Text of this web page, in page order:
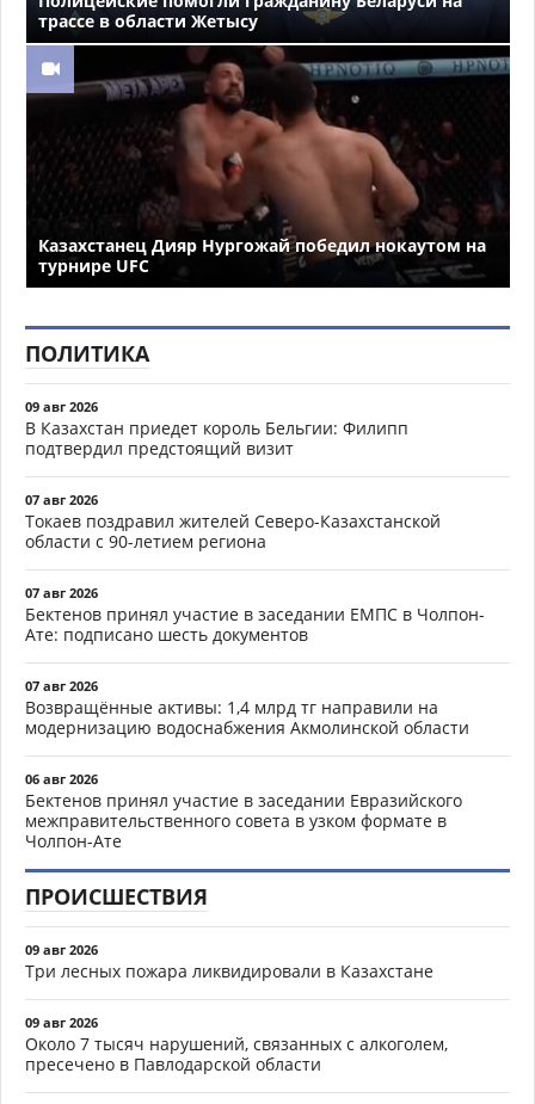
трассе в области Жетысу
Казахстанец Дияр Нургожай победил нокаутом на
турнире UFC
ПОЛИТИКА
09 авг 2026
В Казахстан приедет король Бельгии: Филипп
подтвердил предстоящий визит
07 авг 2026
Токаев поздравил жителей Северо-Казахстанской
области с 90-летием региона
07 авг 2026
Бектенов принял участие в заседании ЕМПС в Чолпон-
Ате: подписано шесть документов
07 авг 2026
Возвращённые активы: 1,4 млрд тг направили на
модернизацию водоснабжения Акмолинской области
06 авг 2026
Бектенов принял участие в заседании Евразийского
межправительственного совета в узком формате в
Чолпон-Ате
ПРОИСШЕСТВИЯ
09 авг 2026
Три лесных пожара ликвидировали в Казахстане
09 авг 2026
Около 7 тысяч нарушений, связанных с алкоголем,
пресечено в Павлодарской области